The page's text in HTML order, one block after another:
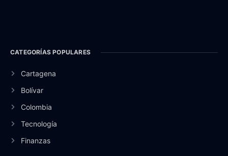
CATEGORÍAS POPULARES
Cartagena
Bolívar
Colombia
Tecnología
Finanzas